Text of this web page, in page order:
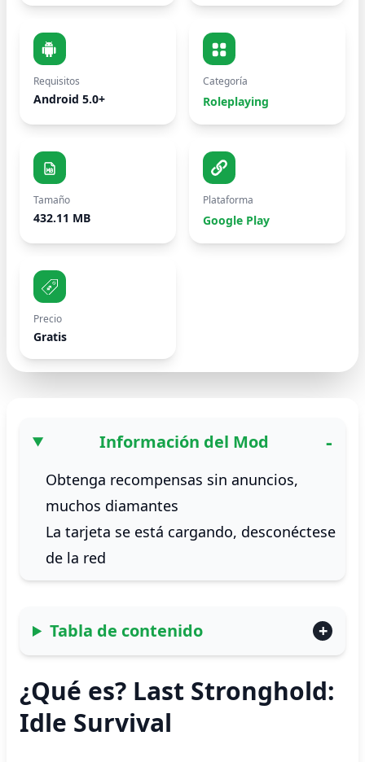
Requisitos
Android 5.0+
Categoría
Roleplaying
Tamaño
432.11 MB
Plataforma
Google Play
Precio
Gratis
Información del Mod
Obtenga recompensas sin anuncios,
muchos diamantes
La tarjeta se está cargando, desconéctese
de la red
Tabla de contenido
¿Qué es? Last Stronghold:
Idle Survival